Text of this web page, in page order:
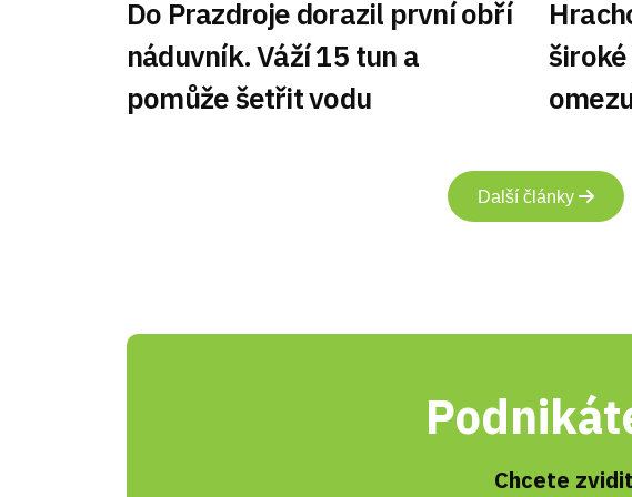
Do Prazdroje dorazil první obří
náduvník. Váží 15 tun a
pomůže šetřit vodu
Další články
Chcete